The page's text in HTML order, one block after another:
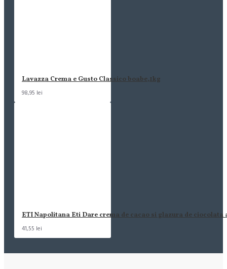
Lavazza Crema e Gusto Classico boabe,1kg
98,95 lei
ETI Napolitana Eti Dare crema de cacao si glazura de ciocolata
41,55 lei